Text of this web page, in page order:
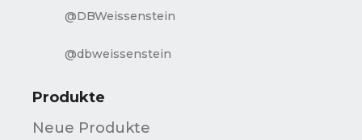
@DBWeissenstein
@dbweissenstein
Produkte
Neue Produkte